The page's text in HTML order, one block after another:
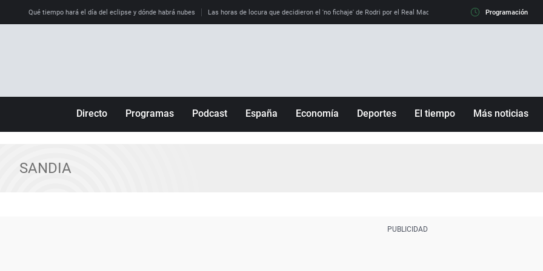
Qué tiempo hará el día del eclipse y dónde habrá nubes Las horas de locura que decidieron el 'no fichaje' de Rodri por el Real Madrid y su 'sí' al Barça La llamada
Programación
Directo Programas Podcast España Economía Deportes El tiempo Más noticias
SANDIA